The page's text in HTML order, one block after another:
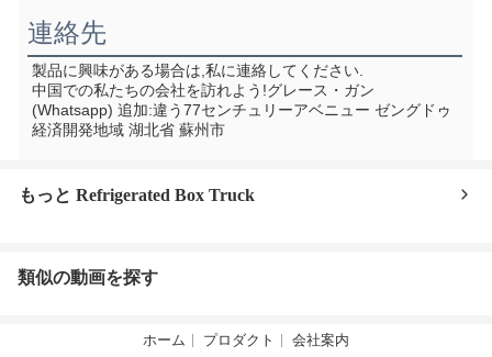
連絡先
製品に興味がある場合は,私に連絡してください.
中国での私たちの会社を訪れよう!グレース・ガン
(Whatsapp) 追加:違う77センチュリーアベニュー ゼングドゥ
経済開発地域 湖北省 蘇州市
もっと Refrigerated Box Truck
類似の動画を探す
ホーム プロダクト 会社案内